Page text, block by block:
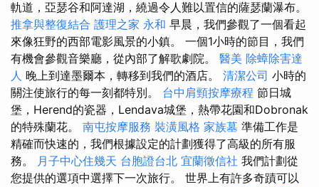
軌道，亞瑟谷和阿達湖，繞過令人難以置信的薩瑟蘭瀑布。
推拿與整復結合 護理之家 永和 早晨，我們參觀了一個看起
來像狂野的西部電影風景的小鎮。 一個1小時的節目，我們
有機會參觀音樂廳，從內部了解歌劇院。 醫美 除蟑除害達
人 晚上到達墨爾本，轉移到我們的酒店。 清潔公司 小時的
關注使旅行的每一刻都特別。 台中肩頸按摩療程 節日城
堡，Herend的瓷器，Lendava城堡，熱帶花園和Dobronak
的特殊蘭花。 南屯按摩服務 裝潢風格 家族墓 準備工作是
精確而快速的，我們根據設定的計劃獲得了高級的所有服
務。 月子中心住幾天 台胞證台北 宜蘭徵信社 我們計劃從
您提供的選項中選擇下一次旅行。 世界上有許多奇蹟可以